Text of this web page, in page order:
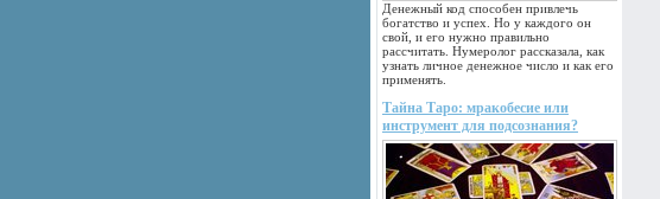
Денежный код способен привлечь
богатство и успех. Но у каждого он
свой, и его нужно правильно
рассчитать. Нумеролог рассказала, как
узнать личное денежное число и как его
применять.
Тайна Таро: мракобесие или
инструмент для подсознания?